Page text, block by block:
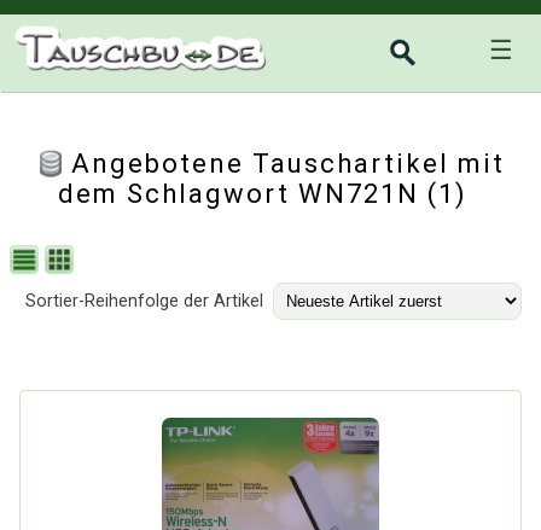
☰
Angebotene Tauschartikel mit
dem Schlagwort WN721N (1)
Sortier-Reihenfolge der Artikel